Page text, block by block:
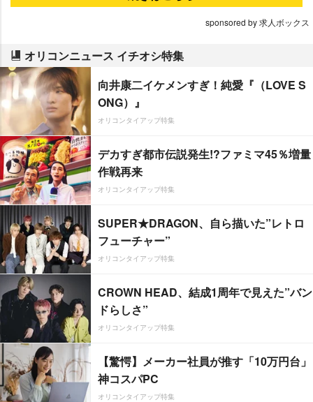
sponsored by 求人ボックス
オリコンニュース イチオシ特集
向井康二イケメンすぎ！純愛『（LOVE S
ONG）』
オリコンタイアップ特集
デカすぎ都市伝説発生!?ファミマ45％増量
作戦再来
オリコンタイアップ特集
SUPER★DRAGON、自ら描いた”レトロ
フューチャー”
オリコンタイアップ特集
CROWN HEAD、結成1周年で見えた”バン
ドらしさ”
オリコンタイアップ特集
【驚愕】メーカー社員が推す「10万円台」
神コスパPC
オリコンタイアップ特集